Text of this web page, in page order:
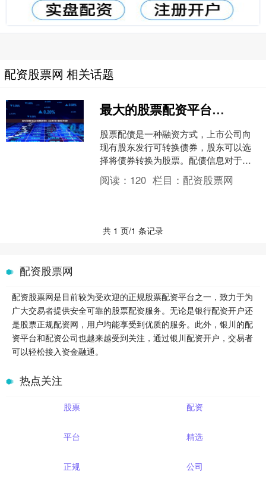
配资股票网 相关话题
最大的股票配资平台 股票配债查询：在股票行情中查找配债信息
股票配债是一种融资方式，上市公司向
现有股东发行可转换债券，股东可以选
择将债券转换为股票。配债信息对于投
资者了解上市公司的融资计划和未来股
权结构至关重要。 股米网....
阅读： 120 栏目：配资股票网
共 1 页/1 条记录
配资股票网
配资股票网是目前较为受欢迎的正规股票配资平台之一，致力于为
广大交易者提供安全可靠的股票配资服务。无论是银行配资开户还
是股票正规配资网，用户均能享受到优质的服务。此外，银川的配
资平台和配资公司也越来越受到关注，通过银川配资开户，交易者
可以轻松接入资金融通。
热点关注
股票 配资
平台 精选
正规 公司